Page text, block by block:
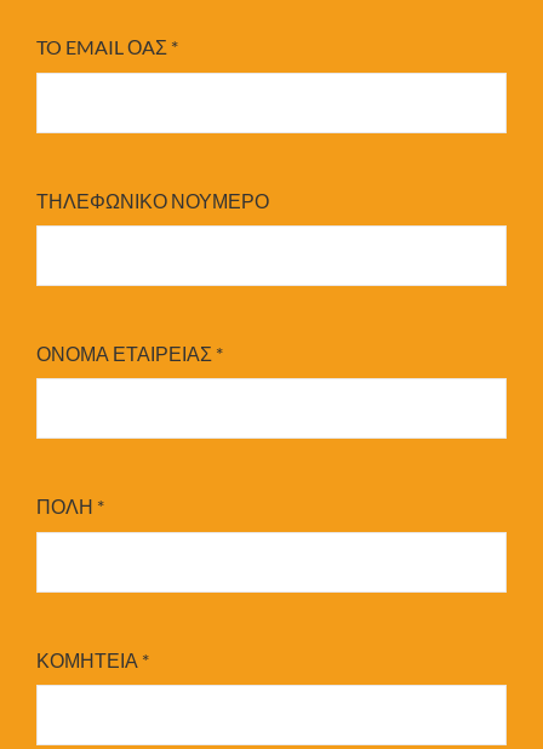
TO EMAIL ΟAΣ *
ΤΗΛΕΦΩΝΙΚΟ ΝΟΥΜΕΡΟ
ΟΝΟΜΑ ΕΤΑΙΡΕΙΑΣ *
ΠΟΛΗ *
ΚΟΜΗΤΕΙΑ *